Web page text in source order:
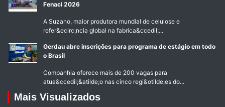
Fenaci 2026
A Suzano, maior produtora mundial de celulose e
refer&ecirc;ncia global na fabrica&ccedil;...
Gerdau abre inscrições para programa de estágio em todo
o Brasil
Companhia oferece mais de 200 vagas para
atua&ccedil;&atilde;o nas cinco regi&otilde;es do...
Mais Visualizados